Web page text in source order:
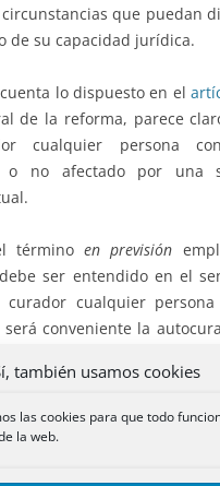
también usamos cookies
las cookies para que todo
la web.
que puedan
de su capacidad jurídica.
lo dispuesto en el
de la reforma, parece
cualquier persona
o no afectado por una
términoen previsión
ser entendido en el
curador cualquier
conveniente la
cierto. El apoyo
notarial
y su exteriorización.